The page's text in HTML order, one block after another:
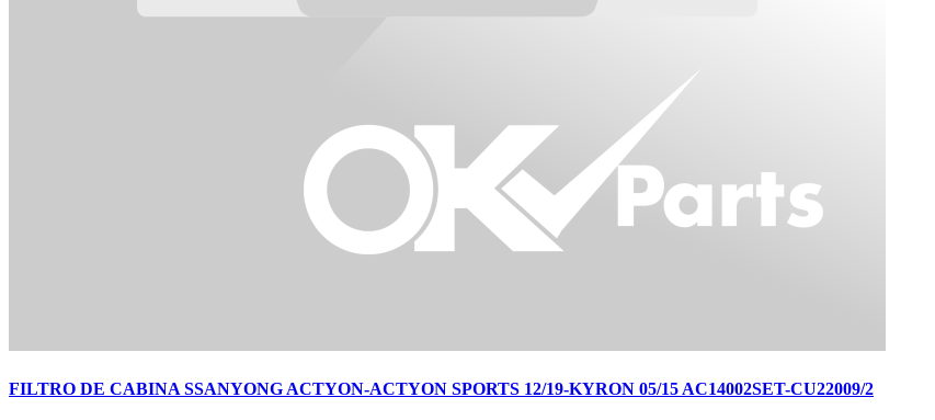
FILTRO DE CABINA SSANYONG ACTYON-ACTYON SPORTS 12/19-KYRON 05/15 AC14002SET-CU22009/2